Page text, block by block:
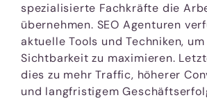
spezialisierte Fachkräfte die
übernehmen. SEO Agenturen
aktuelle Tools und Techniken,
Sichtbarkeit zu maximieren.
dies zu mehr Traffic, höherer
und langfristigem